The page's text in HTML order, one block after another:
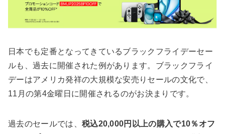
日本でも定番となってきているブラックフライデーセー
ルも、過去に開催された例があります。ブラックフライ
デーはアメリカ発祥の大規模な安売りセールの文化で、
11月の第4金曜日に開催されるのがお決まりです。
過去のセールでは、 税込20,000円以上の購入で10％オフ